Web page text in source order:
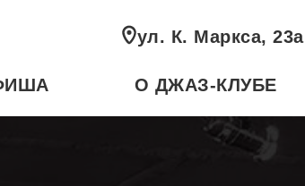
О ДЖАЗ-КЛУБЕ
ул. К. Маркса, 23а